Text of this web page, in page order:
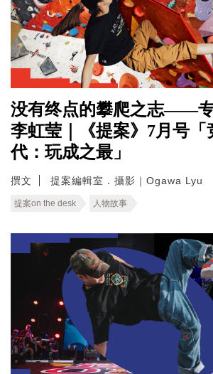
没有终点的攀爬之志——
李虹莹｜《提案》7月号「
代：玩成之最」
撰文 提案編輯室．攝影｜Ogawa Lyu
提案on the desk 人物故事